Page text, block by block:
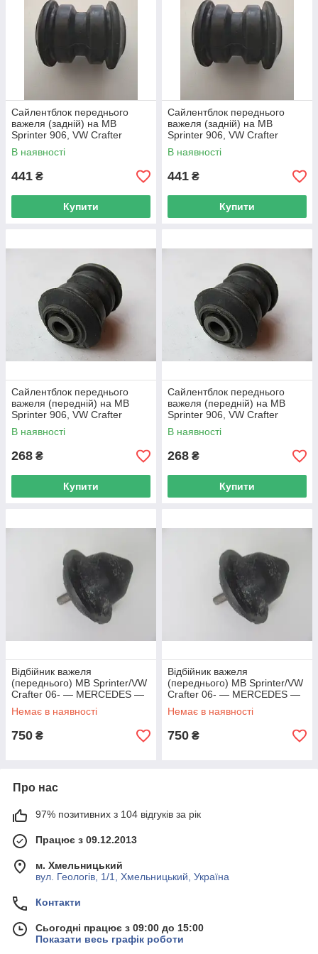
Сайлентблок переднього
важеля (задній) на MB
Sprinter 906, VW Crafter
2006→ — Febi Bilstein
(Німеччина) — 31479
В наявності
441 ₴
Купити
Сайлентблок переднього
важеля (задній) на MB
Sprinter 906, VW Crafter
2006→ — Febi Bilstein
(Німеччина) — 31479
В наявності
441 ₴
Купити
Сайлентблок переднього
важеля (передній) на MB
Sprinter 906, VW Crafter
2006→ — Autotechteile —
Att3334
В наявності
268 ₴
Купити
Сайлентблок переднього
важеля (передній) на MB
Sprinter 906, VW Crafter
2006→ — Autotechteile —
Att3334
В наявності
268 ₴
Купити
Відбійник важеля
(переднього) MB Sprinter/VW
Crafter 06- — MERCEDES —
0019981540
Немає в наявності
750 ₴
Відбійник важеля
(переднього) MB Sprinter/VW
Crafter 06- — MERCEDES —
0019981540
Немає в наявності
750 ₴
Про нас
97% позитивних з 104 відгуків за рік
Працює з 09.12.2013
м. Хмельницький
вул. Геологів, 1/1, Хмельницький, Україна
Контакти
Сьогодні працює з 09:00 до 15:00
Показати весь графік роботи